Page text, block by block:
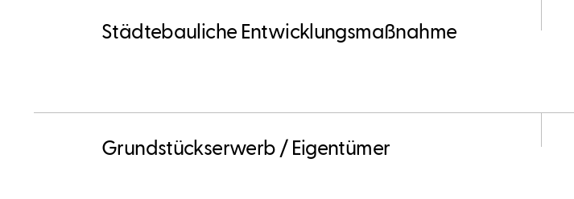
Städtebauliche Entwicklungsmaßnahme
Grundstückserwerb / Eigentümer